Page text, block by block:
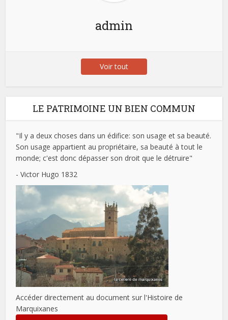
admin
Voir tout
LE PATRIMOINE UN BIEN COMMUN
"Il y a deux choses dans un édifice: son usage et sa beauté.
Son usage appartient au propriétaire, sa beauté à tout le
monde; c'est donc dépasser son droit que le détruire"
- Victor Hugo 1832
Accéder directement au document sur l'Histoire de
Marquixanes